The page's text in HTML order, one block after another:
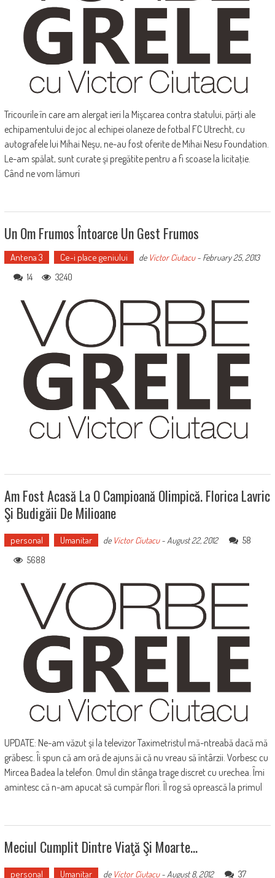
Tricourile în care am alergat ieri la Mişcarea contra statului, părţi ale
echipamentului de joc al echipei olaneze de fotbal FC Utrecht, cu
autografele lui Mihai Neşu, ne-au fost oferite de Mihai Nesu Foundation.
Le-am spălat, sunt curate şi pregătite pentru a fi scoase la licitaţie.
Când ne vom lămuri
Un Om Frumos Întoarce Un Gest Frumos
Antena 3 Ce-i place geniului de Victor Ciutacu- February 25, 2013
14 3240
Am Fost Acasă La O Campioană Olimpică. Florica Lavric
Şi Budigăii De Milioane
personal Umanitar de Victor Ciutacu-August 22, 2012
58
5688
UPDATE: Ne-am văzut şi la televizor Taximetristul mă-ntreabă dacă mă
grăbesc. Îi spun că am oră de ajuns ăi că nu vreau să întârzii. Vorbesc cu
Mircea Badea la telefon. Omul din stânga trage discret cu urechea. Îmi
amintesc că n-am apucat să cumpăr flori. Îl rog să oprească la primul
Meciul Cumplit Dintre Viaţă Şi Moarte…
personal Umanitar de Victor Ciutacu-August 8, 2012 37